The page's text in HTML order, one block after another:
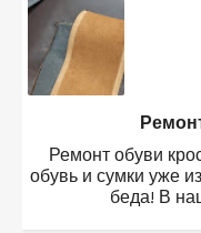
Ремонт обуви
обувь и сумки уже
беда! В